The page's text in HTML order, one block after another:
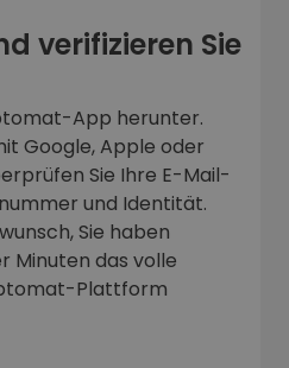
verifizieren Sie
App herunter.
Google, Apple oder
Sie Ihre E-Mail-
und Identität.
Sie haben
Minuten das volle
Plattform